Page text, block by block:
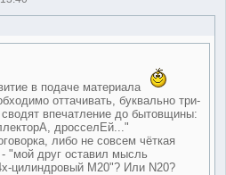
в подаче материала
оттачивать, буквально три-
впечатление до бытовщины:
дросселЕй..."
либо не совсем чёткая
- "мой друг оставил мысль
цилиндровый М20"? Или N20?